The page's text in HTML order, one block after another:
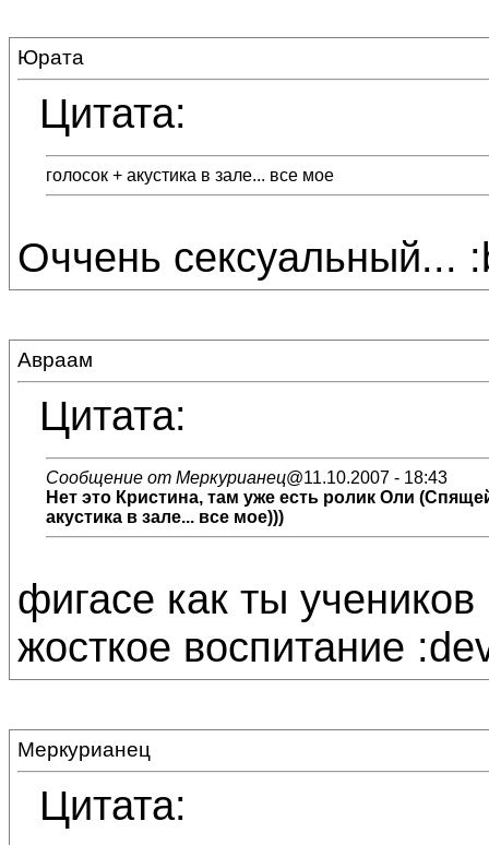
Юрата
Цитата:
голосок + акустика в зале... все мое
Оччень сексуальный...
Авраам
Цитата:
Сообщение от Меркурианец@11.10.2007 - 18:43
Нет это Кристина, там уже есть ролик Оли
акустика в зале... все мое)))
фигасе как ты
жосткое воспитание
Меркурианец
Цитата: